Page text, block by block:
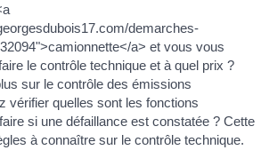
demarches-
a> et vous vous
le contrôle technique et à quel prix ?
sur le contrôle des émissions
vérifier quelles sont les fonctions
si une défaillance est constatée ? Cette
à connaître sur le contrôle technique.